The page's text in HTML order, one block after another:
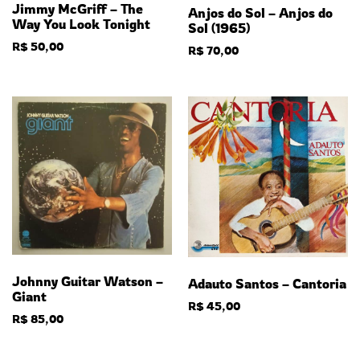
Jimmy McGriff – The
Way You Look Tonight
R$50,00
Anjos do Sol – Anjos do
Sol (1965)
R$70,00
Johnny Guitar Watson –
Giant
R$85,00
Adauto Santos – Cantoria
R$45,00